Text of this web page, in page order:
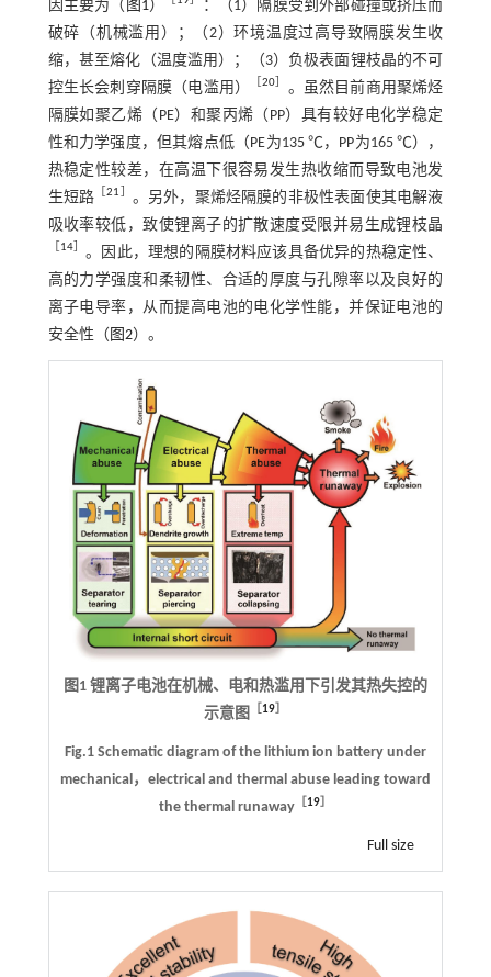
因主要为（ 图1）
：（1）隔膜受到外部碰撞或挤压而
破碎（机械滥用）；（2）环境温度过高导致隔膜发生收
缩，甚至熔化（温度滥用）；（3）负极表面锂枝晶的不可
控生长会刺穿隔膜（电滥用）
［20］ 。虽然目前商用聚烯烃
隔膜如聚乙烯（PE）和聚丙烯（PP）具有较好电化学稳定
性和力学强度，但其熔点低（PE为135 ℃，PP为165 ℃），
热稳定性较差，在高温下很容易发生热收缩而导致电池发
生短路 ［21］ 。另外，聚烯烃隔膜的非极性表面使其电解液
吸收率较低，致使锂离子的扩散速度受限并易生成锂枝晶
［14］ 。因此，理想的隔膜材料应该具备优异的热稳定性、
高的力学强度和柔韧性、合适的厚度与孔隙率以及良好的
离子电导率，从而提高电池的电化学性能，并保证电池的
安全性（ 图2）。
图1 锂离子电池在机械、电和热滥用下引发其热失控的
示意图［ 19］
Fig.1 Schematic diagram of the lithium ion battery under
mechanical，electrical and thermal abuse leading toward
the thermal runaway［ 19］
Full size